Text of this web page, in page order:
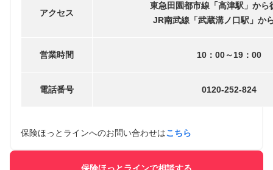
アクセス
東急田園都市線「高津駅」から
JR南武線「武蔵溝ノ口駅」か
営業時間 10：00～19：00
電話番号 0120-252-824
保険ほっとラインへのお問い合わせはこちら